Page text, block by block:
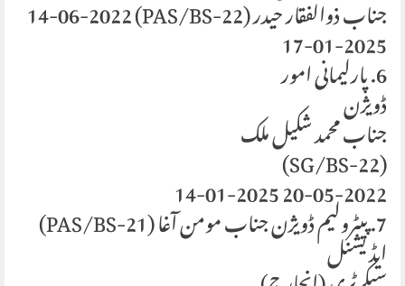
جناب ذوالفقار حیدر (PAS/BS-22) 14-06-2022 17-01-2025
6. پارلیمانی امور
ڈویژن
جناب محمد شکیل ملک
(SG/BS-22)
20-05-2022 14-01-2025 7. پیٹرولیم ڈویژن جناب مومن آغا (PAS/BS-21) ایڈیشنل